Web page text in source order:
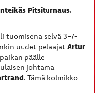
Pitsiturnaus.
tuomisena selvä 3-7-
uudet pelaajat Artur
päälle
johtama
. Tämä kolmikko